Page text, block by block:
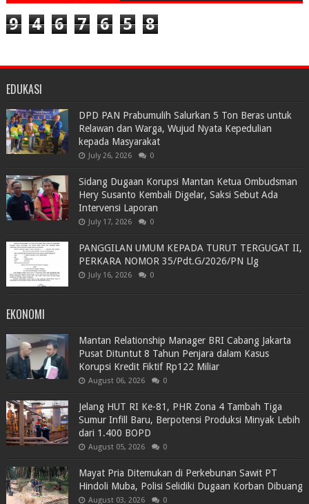
9 4 6 7 6 5 8
EDUKASI
DPD PAN Prabumulih Salurkan 5 Ton Beras untuk
Relawan dan Warga, Wujud Nyata Kepedulian
kepada Masyarakat
July 26, 2026 0
Sidang Dugaan Korupsi Mantan Ketua Ombudsman
Hery Susanto Kembali Digelar, Saksi Sebut Ada
Intervensi Laporan
July 17, 2026 0
PANGGILAN UMUM KEPADA TURUT TERGUGAT II,
PERKARA NOMOR 35/Pdt.G/2026/PN Llg
July 16, 2026 0
EKONOMI
Mantan Relationship Manager BRI Cabang Jakarta
Pusat Dituntut 8 Tahun Penjara dalam Kasus
Korupsi Kredit Fiktif Rp122 Miliar
August 06, 2026 0
Jelang HUT RI Ke-81, PHR Zona 4 Tambah Tiga
Sumur Infill Baru, Berpotensi Produksi Minyak Lebih
dari 1.400 BOPD
August 05, 2026 0
Mayat Pria Ditemukan di Perkebunan Sawit PT
Hindoli Muba, Polisi Selidiki Dugaan Korban Dibuang
August 03, 2026 0